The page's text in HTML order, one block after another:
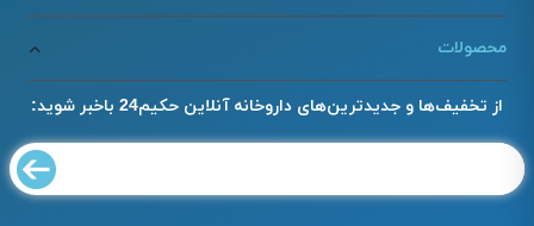
محصولات
از تخفیف‌ها و جدیدترین‌های داروخانه آنلاین حکیم24 باخبر شوید: